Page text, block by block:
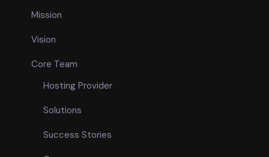
Mission
Vision
Core Team
Hosting Provider
Solutions
Success Stories